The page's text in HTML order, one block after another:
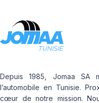
Depuis 1985, Jomaa
l’automobile en Tunisie.
cœur de notre mission.